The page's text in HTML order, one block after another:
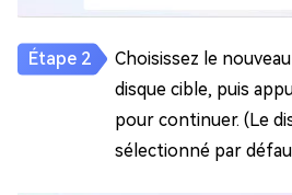
Choisissez le
disque cible, puis
pour continuer. (Le
sélectionné par